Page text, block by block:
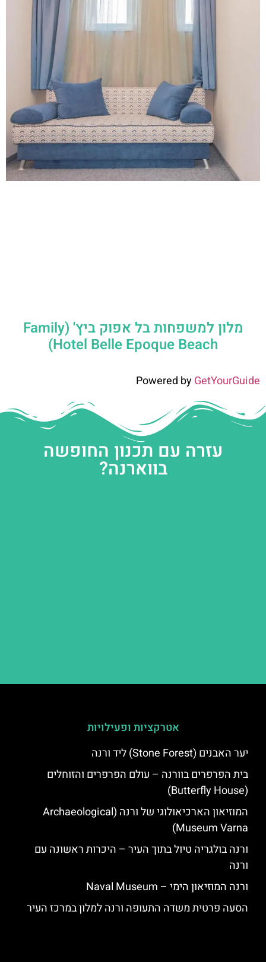
מלון למשפחות בל אפוק ביץ' (Family
Hotel Belle Epoque Beach)
Powered byGetYourGuide
עזרה עם תכנון החופשה
בווארנה?
אטרקציות ופעילויות
יער האבנים (Stone Forest) ליד ורנה
בית הפרפרים בוורנה – עולם הפרפרים והזוחלים
(Butterfly House)
המוזיאון הארכיאולוגי של ורנה (Archaeological
Museum Varna)
ורנה בולגריה טיול בתוך העיר – היכרות ראשונה עם
ורנה
ורנה המוזיאון הימי – Naval Museum
הסעה פרטית משדה התעופה ורנה למלון במרכז העיר